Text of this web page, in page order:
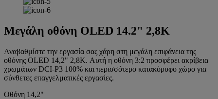
Μεγάλη οθόνη OLED 14.2" 2,8K
Αναβαθμίστε την εργασία σας χάρη στη μεγάλη επιφάνεια της
οθόνης OLED 14,2" 2,8K. Αυτή η οθόνη 3:2 προσφέρει ακρίβεια
χρωμάτων DCI-P3 100% και περισσότερο κατακόρυφο χώρο για
σύνθετες επαγγελματικές εργασίες.
Οθόνη 14,2"